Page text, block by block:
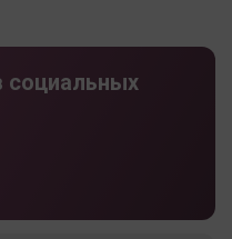
социальных